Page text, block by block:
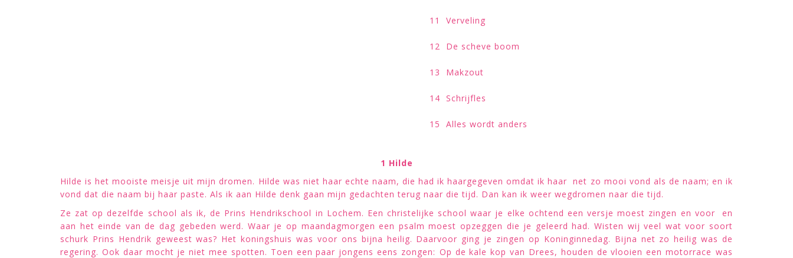
11 Verveling
12 De scheve boom
13 Makzout
14 Schrijfles
15 Alles wordt anders
1 Hilde
Hilde is het mooiste meisje uit mijn dromen. Hilde was niet haar echte naam, die had ik haargegeven omdat ik haar net zo mooi vond als de naam; en ik
vond dat die naam bij haar paste. Als ik aan Hilde denk gaan mijn gedachten terug naar die tijd. Dan kan ik weer wegdromen naar die tijd.
Ze zat op dezelfde school als ik, de Prins Hendrikschool in Lochem. Een christelijke school waar je elke ochtend een versje moest zingen en voor en
aan het einde van de dag gebeden werd. Waar je op maandagmorgen een psalm moest opzeggen die je geleerd had. Wisten wij veel wat voor soort
schurk Prins Hendrik geweest was? Het koningshuis was voor ons bijna heilig. Daarvoor ging je zingen op Koninginnedag. Bijna net zo heilig was de
regering. Ook daar mocht je niet mee spotten. Toen een paar jongens eens zongen: Op de kale kop van Drees, houden de vlooien een motorrace was